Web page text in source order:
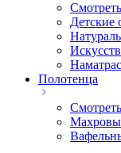
Детские
Полотенца